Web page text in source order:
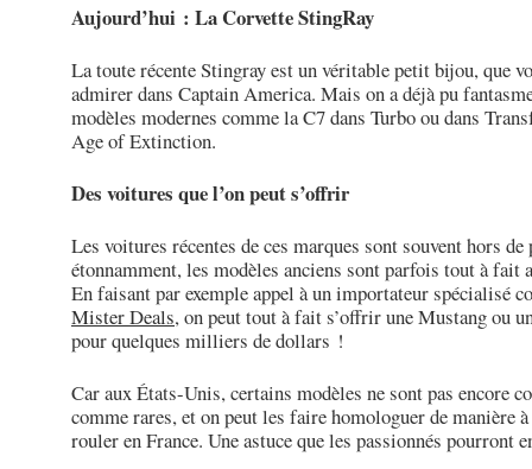
Aujourd’hui : La Corvette StingRay
La toute récente Stingray est un véritable petit bijou, que
admirer dans Captain America. Mais on a déjà pu
modèles modernes comme la C7 dans Turbo ou dans
Age of Extinction.
Des voitures que l’on peut s’offrir
Les voitures récentes de ces marques sont souvent hors
étonnamment, les modèles anciens sont parfois tout à fait
En faisant par exemple appel à un importateur spécialisé
Mister Deals, on peut tout à fait s’offrir une Mustang ou
pour quelques milliers de dollars !
Car aux États-Unis, certains modèles ne sont pas encore
comme rares, et on peut les faire homologuer de manière
rouler en France. Une astuce que les passionnés pourront